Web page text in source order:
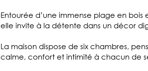
Entourée d’une immense plage en
elle invite à la détente dans un décor
La maison dispose de six chambres,
calme, confort et intimité à chacun de